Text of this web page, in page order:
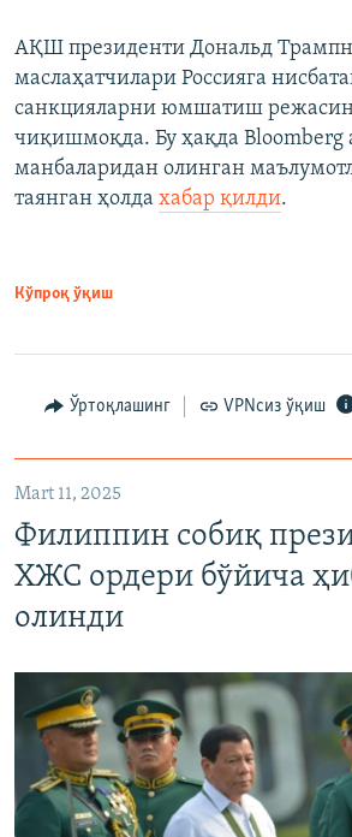
АҚШ президенти Дональд
маслаҳатчилари Россияга
санкцияларни юмшатиш
чиқишмоқда. Бу ҳақда Bloomberg
манбаларидан олинган
таянган ҳолда хабар қилди.
Кўпроқ ўқиш
Ўртоқлашинг VPNсиз ўқиш
Mart 11, 2025
Филиппин собиқ
ХЖС ордери бўйича
олинди